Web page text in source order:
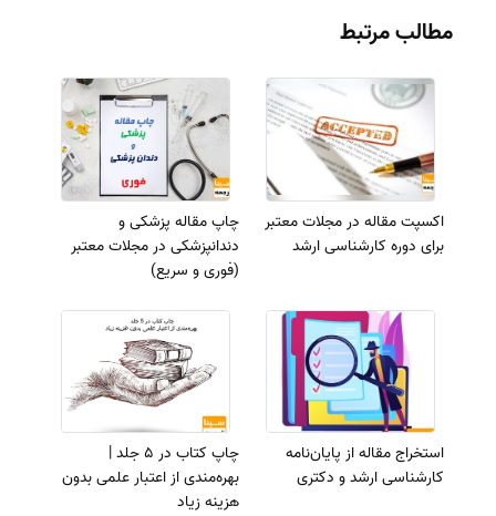
مطالب مرتبط
اکسپت مقاله در مجلات معتبر
برای دوره کارشناسی ارشد
چاپ مقاله پزشکی و
دندانپزشکی در مجلات معتبر
(فوری و سریع)
استخراج مقاله از پایان‌نامه
کارشناسی ارشد و دکتری
چاپ کتاب در 5 جلد |
بهره‌مندی از اعتبار علمی بدون
هزینه زیاد